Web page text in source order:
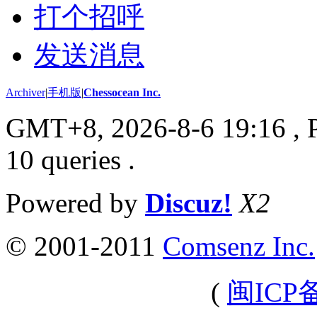
打个招呼
发送消息
Archiver|手机版|Chessocean Inc.
GMT+8, 2026-8-6 19:16 ,
10 queries .
Powered by Discuz! X2
© 2001-2011 Comsenz Inc.
( 闽ICP